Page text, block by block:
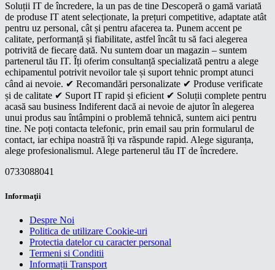
Soluții IT de încredere, la un pas de tine Descoperă o gamă variată
de produse IT atent selecționate, la prețuri competitive, adaptate atât
pentru uz personal, cât și pentru afacerea ta. Punem accent pe
calitate, performanță și fiabilitate, astfel încât tu să faci alegerea
potrivită de fiecare dată. Nu suntem doar un magazin – suntem
partenerul tău IT. Îți oferim consultanță specializată pentru a alege
echipamentul potrivit nevoilor tale și suport tehnic prompt atunci
când ai nevoie. ✔ Recomandări personalizate ✔ Produse verificate
și de calitate ✔ Suport IT rapid și eficient ✔ Soluții complete pentru
acasă sau business Indiferent dacă ai nevoie de ajutor în alegerea
unui produs sau întâmpini o problemă tehnică, suntem aici pentru
tine. Ne poți contacta telefonic, prin email sau prin formularul de
contact, iar echipa noastră îți va răspunde rapid. Alege siguranța,
alege profesionalismul. Alege partenerul tău IT de încredere.
0733088041
Informaţii
Despre Noi
Politica de utilizare Cookie-uri
Protectia datelor cu caracter personal
Termeni si Conditii
Informații Transport